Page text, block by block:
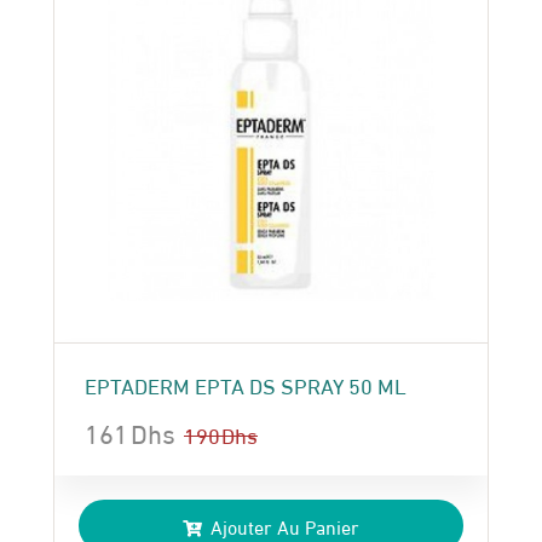
EPTADERM EPTA DS SPRAY 50 ML
190Dhs
prix
161Dhs
prix
Ajouter Au Panier